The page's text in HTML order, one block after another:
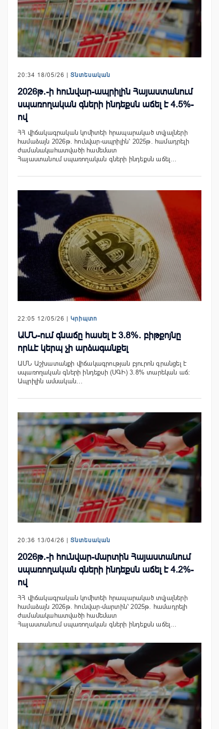
20:34 18/05/26 | Տնտեսական
2026թ․-ի հունվար-ապրիլին Հայաստանում
սպառողական գների ինդեքսն աճել է 4.5%-
ով
ՀՀ վիճակագրական կոմիտեի հրապարակած տվյալների
համաձայն 2026թ. հունվար-ապրիլին՝ 2025թ. համադրելի
ժամանակահատվածի համեմատ
Հայաստանում սպառողական գների ինդեքսն աճել…
22:05 12/05/26 | Կրիպտո
ԱՄՆ-ում գնաճը հասել է 3.8%․ բիթքոյնը
որևէ կերպ չի արձագանքել
ԱՄՆ Աշխատանքի վիճակագրության բյուրոն գրանցել է
սպառողական գների ինդեքսի (ՍԳԻ) 3.8% տարեկան աճ։
Ապրիլին ամսական…
20:36 13/04/26 | Տնտեսական
2026թ․-ի հունվար-մարտին Հայաստանում
սպառողական գների ինդեքսն աճել է 4.2%-
ով
ՀՀ վիճակագրական կոմիտեի հրապարակած տվյալների
համաձայն 2026թ. հունվար-մարտին՝ 2025թ. համադրելի
ժամանակահատվածի համեմատ
Հայաստանում սպառողական գների ինդեքսն աճել…